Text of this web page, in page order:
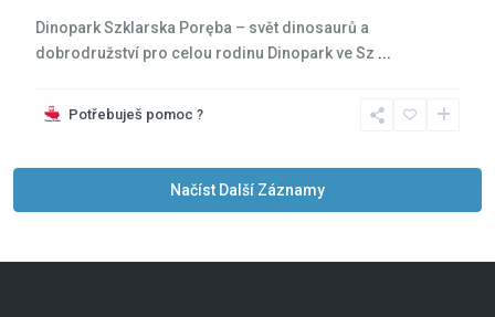
Dinopark Szklarska Poręba – svět dinosaurů a
dobrodružství pro celou rodinu Dinopark ve Sz ...
Potřebuješ pomoc ?
Načíst Další Záznamy